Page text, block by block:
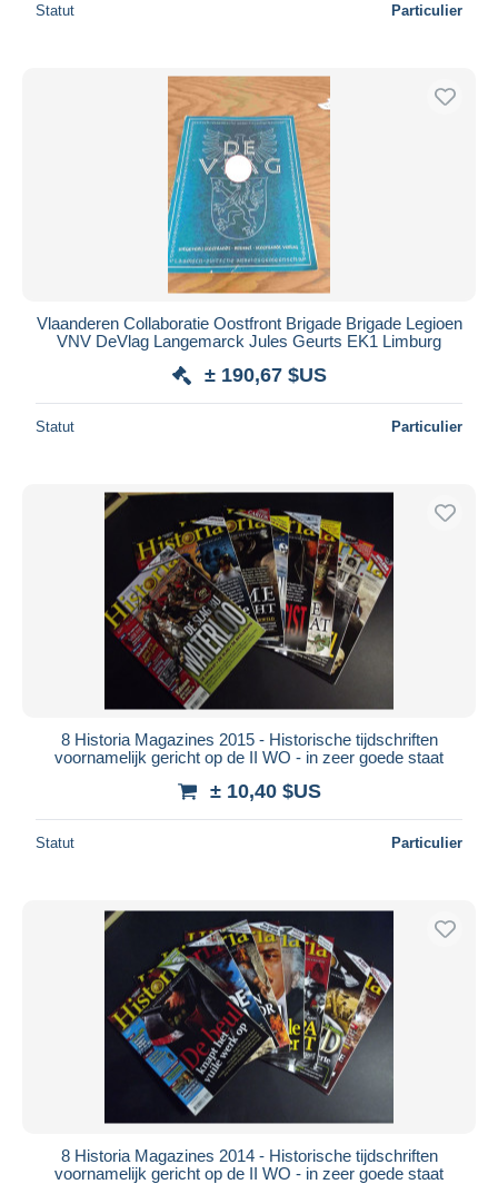
Statut Particulier
Vlaanderen Collaboratie Oostfront Brigade Brigade Legioen
VNV DeVlag Langemarck Jules Geurts EK1 Limburg
± 190,67 $US
Statut Particulier
8 Historia Magazines 2015 - Historische tijdschriften
voornamelijk gericht op de II WO - in zeer goede staat
± 10,40 $US
Statut Particulier
8 Historia Magazines 2014 - Historische tijdschriften
voornamelijk gericht op de II WO - in zeer goede staat